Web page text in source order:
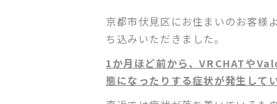
京都市伏見区にお住まいのお客様よ
ち込みいただきました。
1か月ほど前から、VRCHATや
態になったりする症状が発生して